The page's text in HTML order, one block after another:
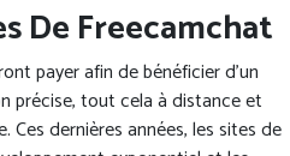
De Freecamchat
payer afin de bénéficier d’un
précise, tout cela à distance et
Ces dernières années, les sites de